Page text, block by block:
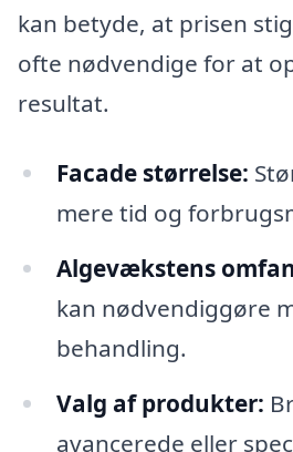
kan betyde, at prisen
ofte nødvendige for at
resultat.
Facade størrelse:
mere tid og
Algevækstens
kan nødvendiggøre
behandling.
Valg af produkter:
avancerede eller